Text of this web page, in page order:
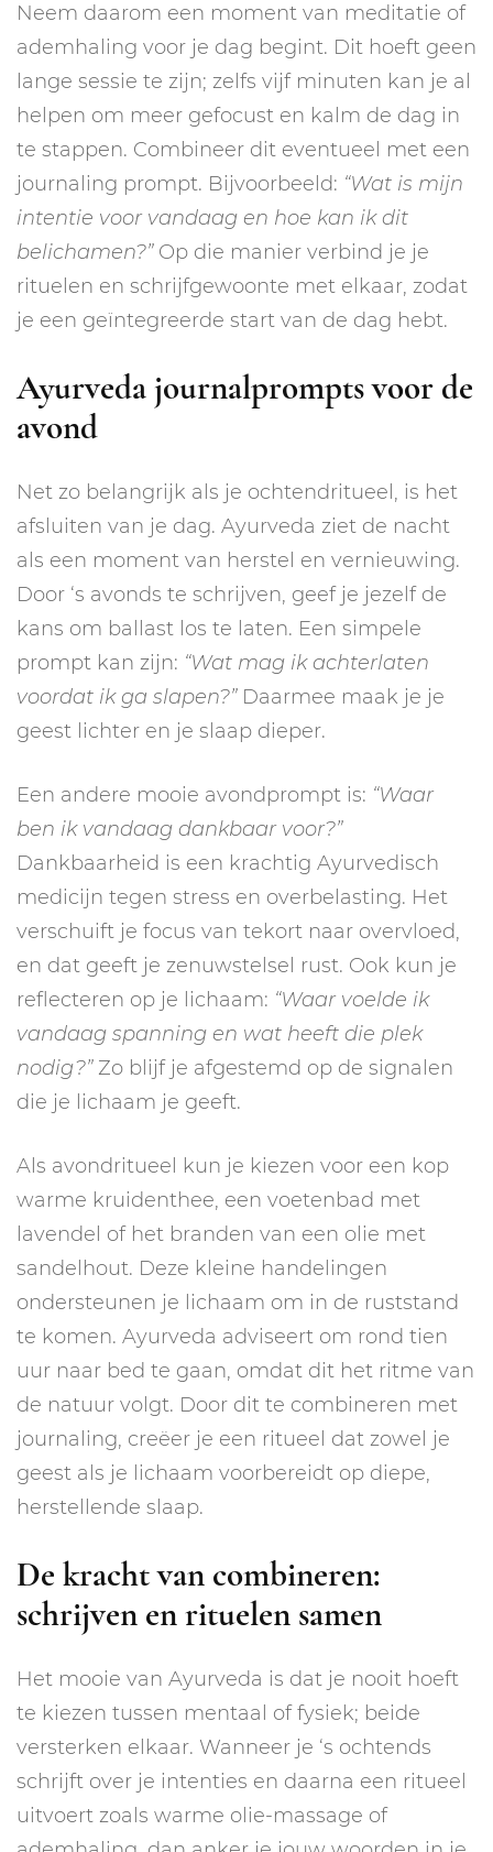
Neem daarom een moment van meditatie of
ademhaling voor je dag begint. Dit hoeft geen
lange sessie te zijn; zelfs vijf minuten kan je al
helpen om meer gefocust en kalm de dag in
te stappen. Combineer dit eventueel met een
journaling prompt. Bijvoorbeeld: “Wat is mijn
intentie voor vandaag en hoe kan ik dit
belichamen?”Op die manier verbind je je
rituelen en schrijfgewoonte met elkaar, zodat
je een geïntegreerde start van de dag hebt.
Ayurveda journalprompts voor de
avond
Net zo belangrijk als je ochtendritueel, is het
afsluiten van je dag. Ayurveda ziet de nacht
als een moment van herstel en vernieuwing.
Door ‘s avonds te schrijven, geef je jezelf de
kans om ballast los te laten. Een simpele
prompt kan zijn: “Wat mag ik achterlaten
voordat ik ga slapen?”Daarmee maak je je
geest lichter en je slaap dieper.
Een andere mooie avondprompt is: “Waar
ben ik vandaag dankbaar voor?”
Dankbaarheid is een krachtig Ayurvedisch
medicijn tegen stress en overbelasting. Het
verschuift je focus van tekort naar overvloed,
en dat geeft je zenuwstelsel rust. Ook kun je
reflecteren op je lichaam: “Waar voelde ik
vandaag spanning en wat heeft die plek
nodig?”Zo blijf je afgestemd op de signalen
die je lichaam je geeft.
Als avondritueel kun je kiezen voor een kop
warme kruidenthee, een voetenbad met
lavendel of het branden van een olie met
sandelhout. Deze kleine handelingen
ondersteunen je lichaam om in de ruststand
te komen. Ayurveda adviseert om rond tien
uur naar bed te gaan, omdat dit het ritme van
de natuur volgt. Door dit te combineren met
journaling, creëer je een ritueel dat zowel je
geest als je lichaam voorbereidt op diepe,
herstellende slaap.
De kracht van combineren:
schrijven en rituelen samen
Het mooie van Ayurveda is dat je nooit hoeft
te kiezen tussen mentaal of fysiek; beide
versterken elkaar. Wanneer je ‘s ochtends
schrijft over je intenties en daarna een ritueel
uitvoert zoals warme olie-massage of